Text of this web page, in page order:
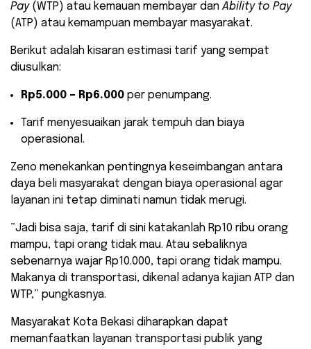
Pay(WTP) atau kemauan membayar dan Ability to Pay
(ATP) atau kemampuan membayar masyarakat.
​Berikut adalah kisaran estimasi tarif yang sempat
diusulkan:
Rp5.000 – Rp6.000 per penumpang.
​Tarif menyesuaikan jarak tempuh dan biaya
operasional.
​Zeno menekankan pentingnya keseimbangan antara
daya beli masyarakat dengan biaya operasional agar
layanan ini tetap diminati namun tidak merugi.
​”Jadi bisa saja, tarif di sini katakanlah Rp10 ribu orang
mampu, tapi orang tidak mau. Atau sebaliknya
sebenarnya wajar Rp10.000, tapi orang tidak mampu.
Makanya di transportasi, dikenal adanya kajian ATP dan
WTP,” pungkasnya.
​Masyarakat Kota Bekasi diharapkan dapat
memanfaatkan layanan transportasi publik yang